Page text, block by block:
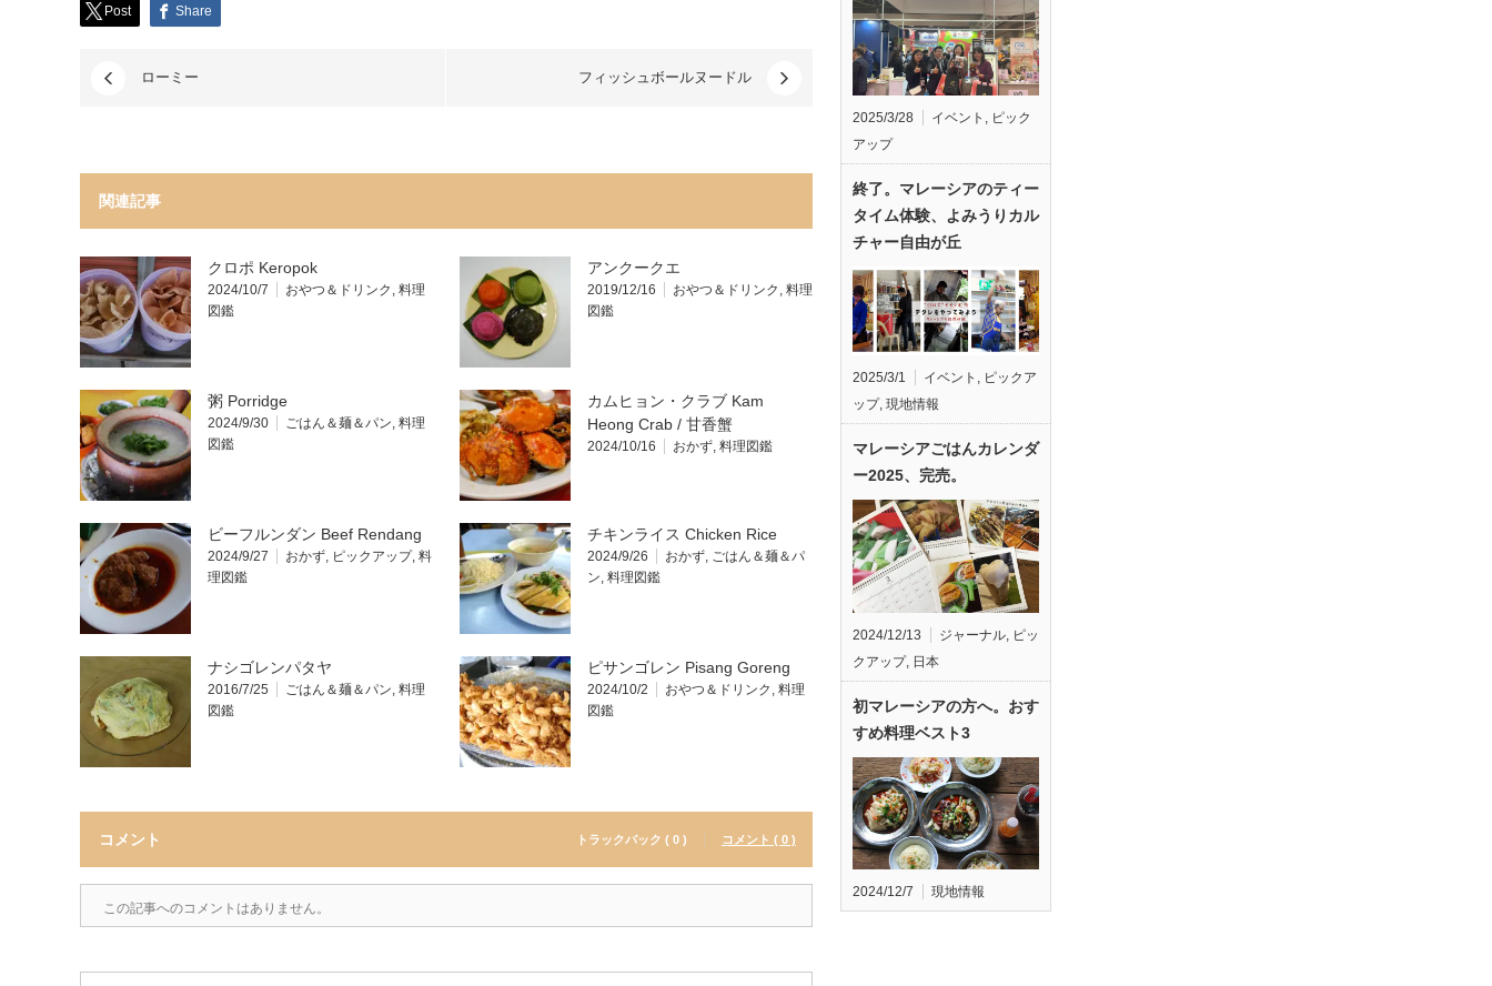
Post Share
ローミー フィッシュボールヌードル
関連記事
クロポ Keropok
2024/10/7 おやつ＆ドリンク 料理
図鑑
アンクークエ
2019/12/16 おやつ＆ドリンク 料理
図鑑
粥 Porridge
2024/9/30 ごはん＆麺＆パン 料理
図鑑
カムヒョン・クラブ Kam
Heong Crab / 甘香蟹
2024/10/16 おかず 料理図鑑
ビーフルンダン Beef Rendang
2024/9/27 おかず ピックアップ, 料
理図鑑
チキンライス Chicken Rice
2024/9/26 おかず ごはん＆麺＆パ
ン 料理図鑑
ナシゴレンパタヤ
2016/7/25 ごはん＆麺＆パン 料理
図鑑
ピサンゴレン Pisang Goreng
2024/10/2 おやつ＆ドリンク 料理
図鑑
コメント トラックバック ( 0 ) コメント ( 0 )
この記事へのコメントはありません。
2025/3/28 イベント
ピック
アップ
終了。マレーシアのティー
タイム体験、よみうりカル
チャー自由が丘
2025/3/1 イベント , ピックア
ップ, 現地情報
マレーシアごはんカレンダ
ー2025、完売。
2024/12/13 ジャーナル ピッ
クアップ, 日本
初マレーシアの方へ。おす
すめ料理ベスト3
2024/12/7 現地情報